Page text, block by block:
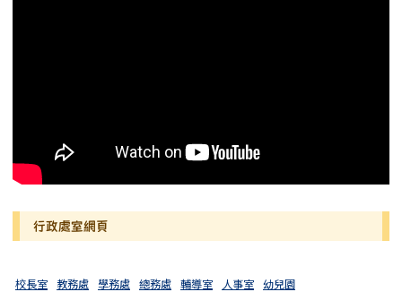
行政處室網頁
校長室 教務處 學務處 總務處 輔導室 人事室 幼兒園